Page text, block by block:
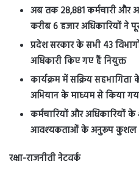
अब तक 28,881 कर्मचारी और
करीब 6 हजार अधिकारियों ने
प्रदेश सरकार के सभी 43
अधिकारी किए गए हैं नियुक्त
कार्यक्रम में सक्रिय सहभागिता
अभियान के माध्यम से किया
कर्मचारियों और अधिकारियों
आवश्यकताओं के अनुरूप कुशल
रक्षा-राजनीती नेटवर्क